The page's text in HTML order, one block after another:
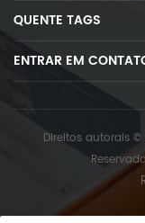
QUENTE TAGS
ENTRAR EM
Direitos autorais ©